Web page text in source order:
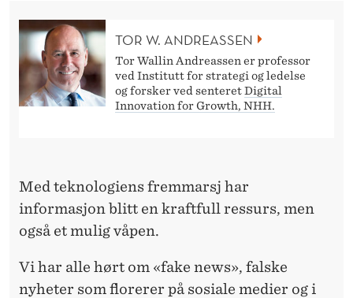
TOR W. ANDREASSEN
Tor Wallin Andreassen er professor
ved Institutt for strategi og ledelse
og forsker ved senteretDigital
Innovation for Growth, NHH.
Med teknologiens fremmarsj har
informasjon blitt en kraftfull ressurs, men
også et mulig våpen.
Vi har alle hørt om «fake news», falske
nyheter som florerer på sosiale medier og i